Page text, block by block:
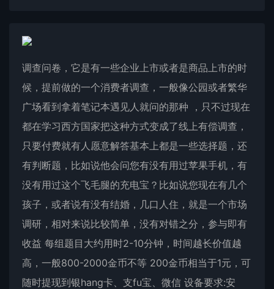
调查问卷，它是有一些企业上市或者是商品上市的时
候，提前做的一个消费者调查，一般像公园或者繁华
广场看到拿着笔记本遇见人就问的那种 ，只不过现在
都在学习西方国家把这种方式变成了线上有偿调查，
只要付费就有人愿意解答基本上都是一些选择题，还
有判断题，比如说他会问您有没有用过苹果手机，有
没有用过这个飞毛腿的充电宝？比如说您现在有几个
孩子，或者说有没有结婚，几口人住，就是一个市场
调研，相对来说比较简单，没有对错之分，参与即有
收益 每组题目大约用时2-10分钟，时间越长价值越
高，一般800-2000金币不等 200金币相当于1元，可
随时提现到银hang卡、支fu宝、微信 设备要求:安